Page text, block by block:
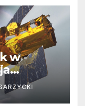
w
Swift